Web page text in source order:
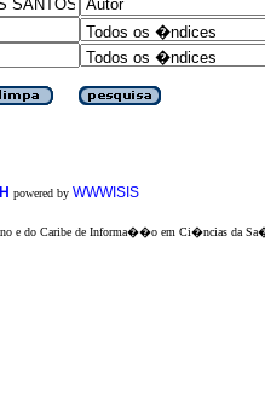
powered by WWWISIS
e do Caribe de Informa��o em Ci�ncias da